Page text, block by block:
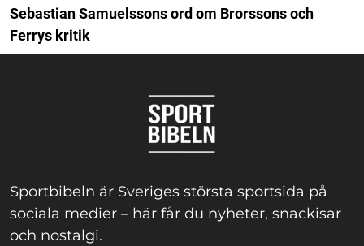
Sebastian Samuelssons ord om Brorssons och
Ferrys kritik
Sportbibeln är Sveriges största sportsida på
sociala medier – här får du nyheter, snackisar
och nostalgi.